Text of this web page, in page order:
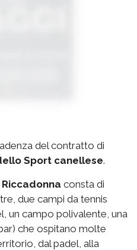
del contratto di
Sport canellese.
Riccadonna consta di
due campi da tennis
un campo polivalente, una
che ospitano molte
dal padel, alla